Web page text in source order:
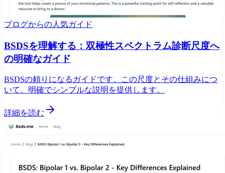
ブログからの人気ガイド
BSDSを理解する：双極性スペクトラム診断尺度へ
の明確なガイド
BSDSの頼りになるガイドです。この尺度とその仕組みにつ
いて、明確でシンプルな説明を提供します。
詳細を読む